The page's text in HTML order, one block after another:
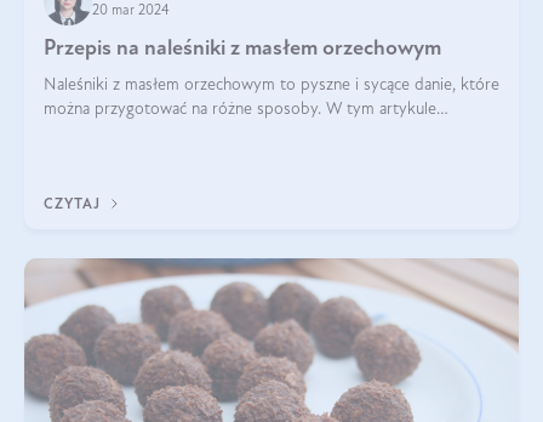
20 mar 2024
Przepis na naleśniki z masłem orzechowym
Naleśniki z masłem orzechowym to pyszne i sycące danie, które
można przygotować na różne sposoby. W tym artykule
CZYTAJ